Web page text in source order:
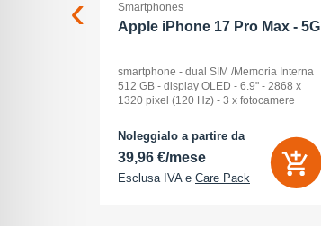
Smartphones
Apple iPhone 17 Pro Max - 5G
smartphone - dual SIM /Memoria Interna
512 GB - display OLED - 6.9" - 2868 x
1320 pixel (120 Hz) - 3 x fotocamere
camera 18 Megapixel - arancione
cosmico
Noleggialo a partire da
39,96 €/mese
Esclusa IVA e Care Pack